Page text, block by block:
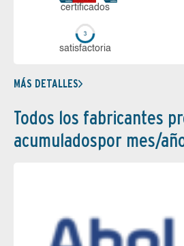
certi­ficados
sa­tis­fac­to­ria
MÁS DETALLES
Todos los fabricantes
acumuladospor mes/